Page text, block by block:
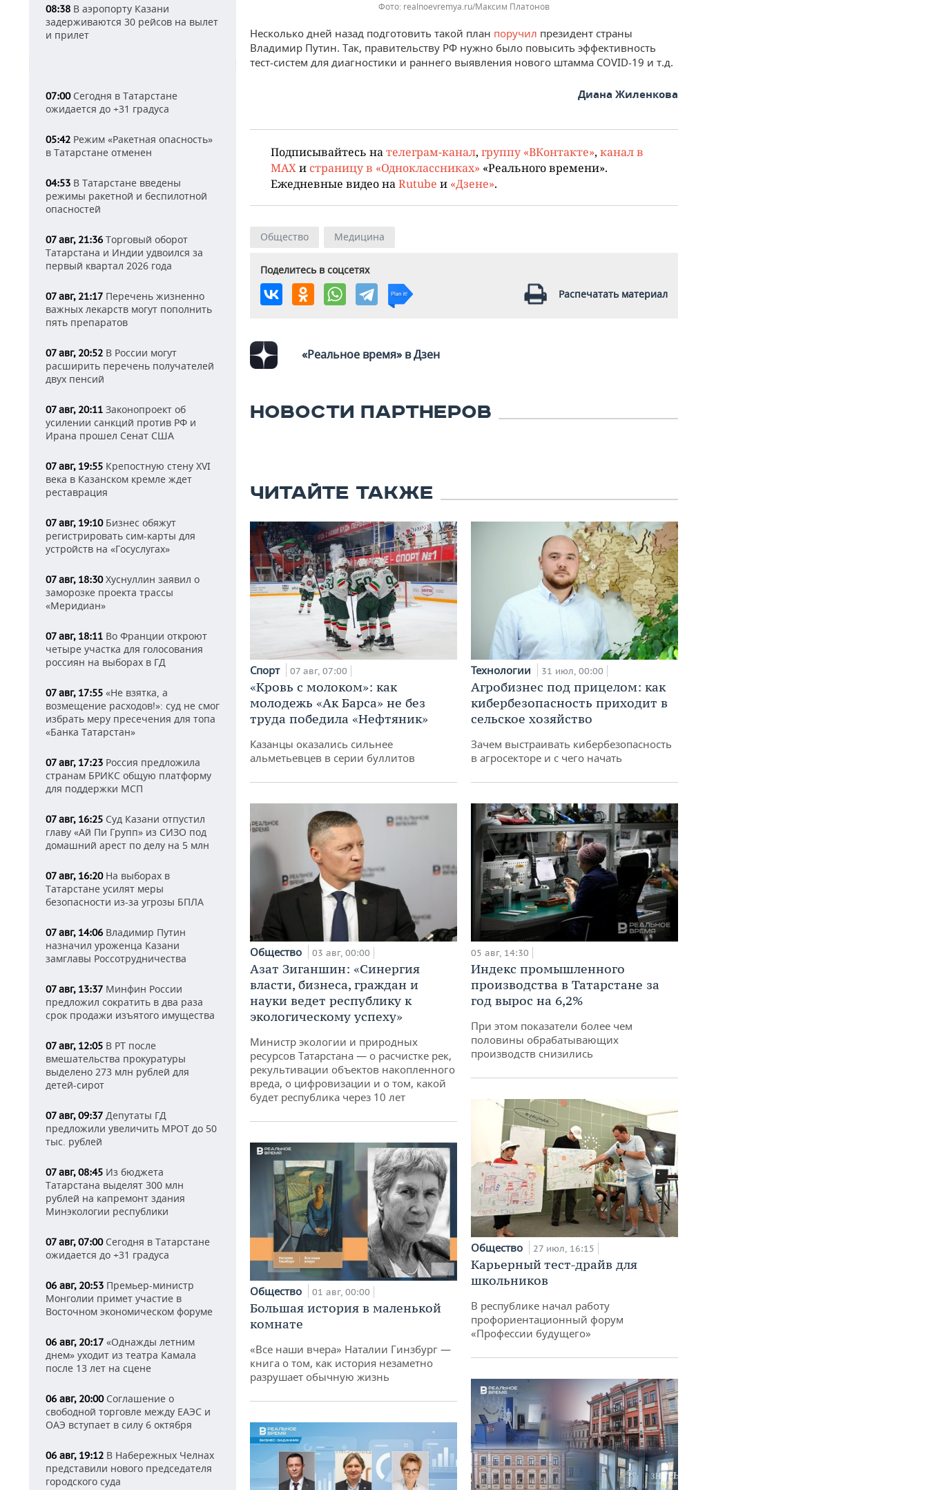
08:38 В аэропорту Казани
задерживаются 30 рейсов на вылет
и прилет
07:00Сегодня в Татарстане
ожидается до +31 градуса
05:42 Режим «Ракетная опасность»
в Татарстане отменен
04:53 В Татарстане введены
режимы ракетной и беспилотной
опасностей
07 авг, 21:36 Торговый оборот
Татарстана и Индии удвоился за
первый квартал 2026 года
07 авг, 21:17 Перечень жизненно
важных лекарств могут пополнить
пять препаратов
07 авг, 20:52 В России могут
расширить перечень получателей
двух пенсий
07 авг, 20:11 Законопроект об
усилении санкций против РФ и
Ирана прошел Сенат США
07 авг, 19:55 Крепостную стену XVI
века в Казанском кремле ждет
реставрация
07 авг, 19:10Бизнес обяжут
регистрировать сим-карты для
устройств на «Госуслугах»
07 авг, 18:30Хуснуллин заявил о
заморозке проекта трассы
«Меридиан»
07 авг, 18:11 Во Франции откроют
четыре участка для голосования
россиян на выборах в ГД
07 авг, 17:55 «Не взятка, а
возмещение расходов!»: суд не смог
избрать меру пресечения для топа
«Банка Татарстан»
07 авг, 17:23 Россия предложила
странам БРИКС общую платформу
для поддержки МСП
07 авг, 16:25 Суд Казани отпустил
главу «Ай Пи Групп» из СИЗО под
домашний арест по делу на 5 млн
07 авг, 16:20На выборах в
Татарстане усилят меры
безопасности из-за угрозы БПЛА
07 авг, 14:06 Владимир Путин
назначил уроженца Казани
замглавы Россотрудничества
07 авг, 13:37 Минфин России
предложил сократить в два раза
срок продажи изъятого имущества
07 авг, 12:05 В РТ после
вмешательства прокуратуры
выделено 273 млн рублей для
детей-сирот
07 авг, 09:37 Депутаты ГД
предложили увеличить МРОТ до 50
тыс. рублей
07 авг, 08:45 Из бюджета
Татарстана выделят 300 млн
рублей на капремонт здания
Минэкологии республики
07 авг, 07:00Сегодня в Татарстане
ожидается до +31 градуса
06 авг, 20:53 Премьер-министр
Монголии примет участие в
Восточном экономическом форуме
06 авг, 20:17 «Однажды летним
днем» уходит из театра Камала
после 13 лет на сцене
06 авг, 20:00Соглашение о
свободной торговле между ЕАЭС и
ОАЭ вступает в силу 6 октября
06 авг, 19:12 В Набережных Челнах
представили нового председателя
городского суда
realnoevremya.ru/Максим Платонов
Несколько дней назад подготовить такой план поручил президент страны
Владимир Путин. Так, правительству РФ нужно было повысить эффективность
тест-систем для диагностики и раннего выявления нового штамма COVID-19 и т.д.
Диана Жиленкова
Подписывайтесь нателеграм-канал, группу «ВКонтакте», канал в
MAXи страницу в «Одноклассниках» «Реального времени».
Ежедневные видео наRutube и «Дзене».
Общество Медицина
Поделитесь в соцсетях
Распечатать материал
«Реальное время» в Дзен
НОВОСТИ ПАРТНЕРОВ
ЧИТАЙТЕ ТАКЖЕ
Спорт 07 авг, 07:00
«Кровь с молоком»: как
молодежь «Ак Барса» не без
труда победила «Нефтяник»
Казанцы оказались сильнее
альметьевцев в серии буллитов
Общество 03 авг, 00:00
Азат Зиганшин: «Синергия
власти, бизнеса, граждан и
науки ведет республику к
экологическому успеху»
Министр экологии и природных
ресурсов Татарстана — о расчистке рек,
рекультивации объектов накопленного
вреда, о цифровизации и о том, какой
будет республика через 10 лет
Общество 01 авг, 00:00
Большая история в маленькой
комнате
«Все наши вчера» Наталии Гинзбург —
книга о том, как история незаметно
разрушает обычную жизнь
Технологии 31 июл, 00:00
Агробизнес под прицелом: как
кибербезопасность приходит в
сельское хозяйство
Зачем выстраивать кибербезопасность
в агросекторе и с чего начать
05 авг, 14:30
Индекс промышленного
производства в Татарстане за
год вырос на 6,2%
При этом показатели более чем
половины обрабатывающих
производств снизились
Общество 27 июл, 16:15
Карьерный тест-драйв для
школьников
В республике начал работу
профориентационный форум
«Профессии будущего»